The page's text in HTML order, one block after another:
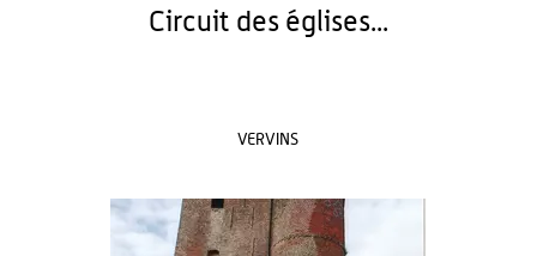
Circuit des églises...
VERVINS